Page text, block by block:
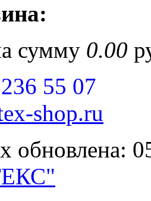
сумму 0.00
55 07
shop.ru
обновлена: